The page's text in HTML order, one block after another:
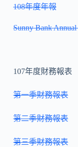
108年度年報
Sunny Bank
107年度財務報表
第一季財務報表
第二季財務報表
第三季財務報表